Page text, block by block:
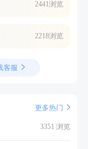
2441浏览
2218浏览
客服
更多热门
3351 浏览